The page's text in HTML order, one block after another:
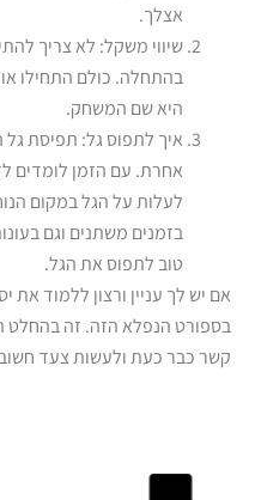
אצלך.
שיווי משקל: לא צריך
בהתחלה. כולם התחילו
היא שם המשחק.
איך לתפוס גל: תפיסת גל
אחרת. עם הזמן לומדים
לעלות על הגל במקום
בזמנים משתנים וגם
טוב לתפוס את הגל.
אם יש לך עניין ורצון ללמוד את
בספורט הנפלא הזה. זה בהחלט
קשר כבר כעת ולעשות צעד חשוב